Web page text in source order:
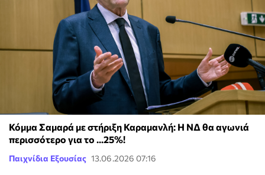
Κόμμα Σαμαρά με στήριξη Καραμανλή: Η ΝΔ θα αγωνιά
περισσότερο για το ...25%!
Παιχνίδια Εξουσίας 13.06.2026 07:16